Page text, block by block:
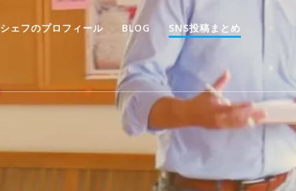
シェフのプロフィール BLOG SNS投稿まとめ